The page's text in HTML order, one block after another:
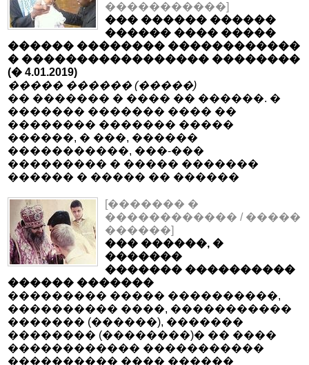
�����������]
��� ������ ������
������ ���� �����
������ �������� ������������
� ����������������� ��������
(� 4.01.2019)
����� ������ (�����)
�� ������� � ���� �� ������. �
������� ������� ���� ��
�������� ������� �����
������, � ���, ������
�����������, ���-���
��������� � ����� �������
������ � ����� �� ������
[������� �
������������ / �����
������]
��� ������, �
�������
������� ����������
������ �������
��������� ����� ����������,
���������� ����, �����������
������� (������), �������
�������� (��������)� �� ����
������������ �����������
���������� ���� ������